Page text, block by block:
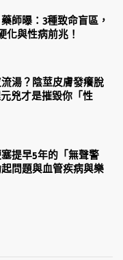
師曝：3種致命盲區，
化與性病前兆！
湯？陰莖皮膚發癢脫
兇才是摧毀你「性
提早5年的「無聲警
問題與血管疾病與樂